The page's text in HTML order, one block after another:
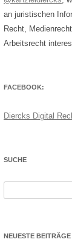
an juristischen
Recht,
Arbeitsrecht
FACEBOOK:
Diercks Digital
SUCHE
NEUESTE BEITRÄGE